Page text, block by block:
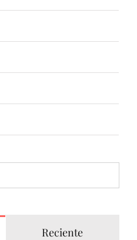
Reciente